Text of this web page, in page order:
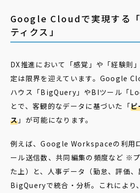
Google Cloudで実現する「
ティクス」
DX推進において「感覚」や「経験則
定は限界を迎えています。Google
ハウス「BigQuery」やBIツール「
とで、客観的なデータに基づいた「ピ
ス 」が可能になります。
例えば、Google Workspaceの利用
ール送信数、共同編集の頻度など ※
た上）と、人事データ（勤怠、評価
BigQueryで統合・分析。これにより